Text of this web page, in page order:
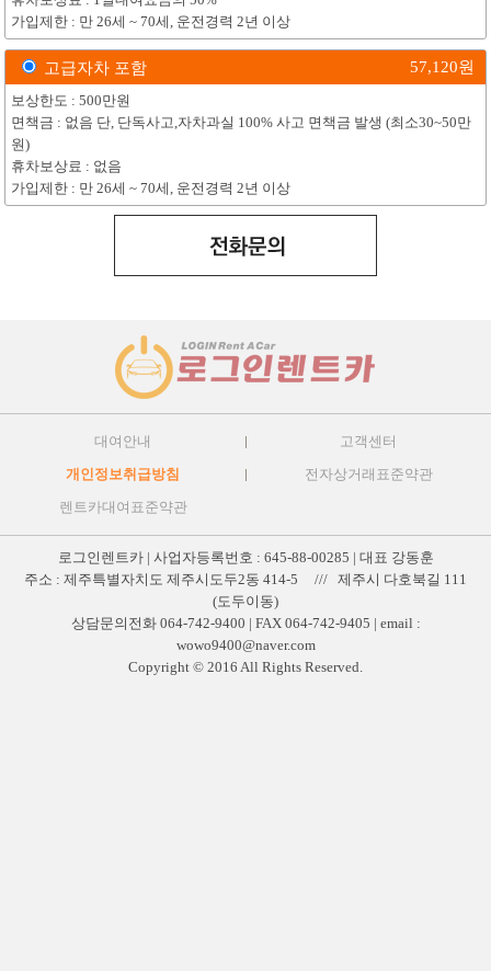
가입제한 : 만 26세 ~ 70세, 운전경력 2년 이상
고급자차 포함 57,120원
보상한도 : 500만원
면책금 : 없음 단, 단독사고,자차과실 100% 사고 면책금 발생 (최소30~50만
원)
휴차보상료 : 없음
가입제한 : 만 26세 ~ 70세, 운전경력 2년 이상
대여안내 고객센터
개인정보취급방침 전자상거래표준약관
렌트카대여표준약관
로그인렌트카 | 사업자등록번호 : 645-88-00285 | 대표 강동훈
주소 : 제주특별자치도 제주시도두2동 414-5 /// 제주시 다호북길 111
(도두이동)
상담문의전화 064-742-9400 | FAX 064-742-9405 | email :
wowo9400@naver.com
Copyright © 2016 All Rights Reserved.